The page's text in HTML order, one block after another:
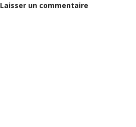
Laisser un commentaire